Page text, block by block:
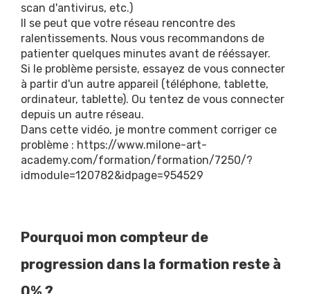
scan d'antivirus, etc.)
Il se peut que votre réseau rencontre des
ralentissements. Nous vous recommandons de
patienter quelques minutes avant de rééssayer.
Si le problème persiste, essayez de vous connecter
à partir d'un autre appareil (téléphone, tablette,
ordinateur, tablette). Ou tentez de vous connecter
depuis un autre réseau.
Dans cette vidéo, je montre comment corriger ce
problème : https://www.milone-art-
academy.com/formation/formation/7250/?
idmodule=120782&idpage=954529
Pourquoi mon compteur de
progression dans la formation reste à